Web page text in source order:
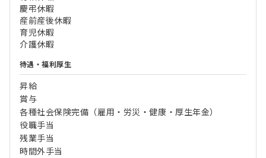
慶弔休暇
産前産後休暇
育児休暇
介護休暇
待遇・福利厚生
昇給
賞与
各種社会保険完備（雇用・労災・健康・厚生年金）
役職手当
残業手当
時間外手当